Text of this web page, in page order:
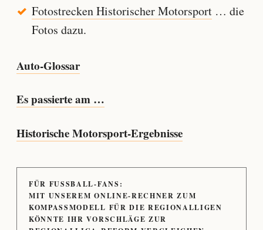
Fotostrecken Historischer Motorsport… die
Fotos dazu.
Auto-Glossar
Es passierte am …
Historische Motorsport-Ergebnisse
FÜR FUSSBALL-FANS:
MIT UNSEREM ONLINE-RECHNER ZUM
KOMPASSMODELL FÜR DIE REGIONALLIGEN
KÖNNTE IHR VORSCHLÄGE ZUR